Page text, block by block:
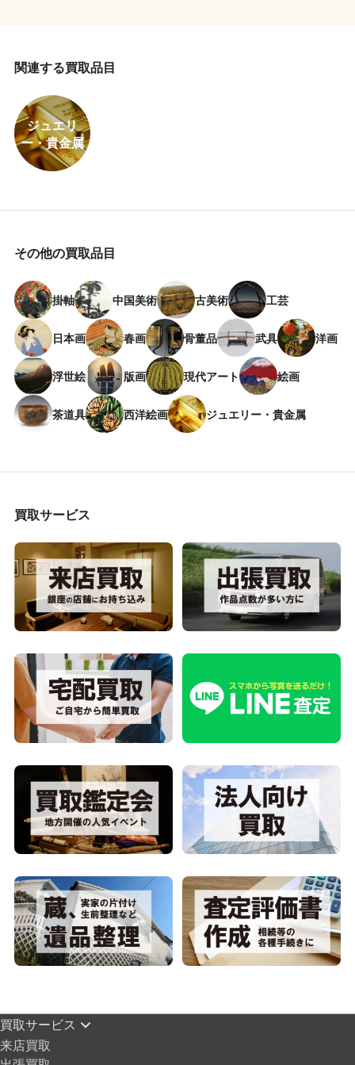
関連する買取品目
ジュエリ
ー・貴金属
その他の買取品目
掛軸 中国美術 古美術 工芸
日本画 春画 骨董品 武具 洋画
浮世絵 版画 現代アート 絵画
茶道具 西洋絵画 ジュエリー・貴金属
買取サービス
買取サービス
来店買取